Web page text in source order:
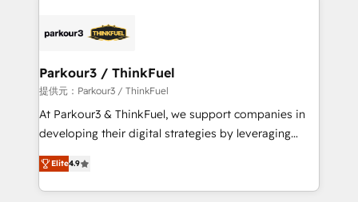
strategies that integrate data-driven marketing,
companies scale faster and smarter. 🔹 BOOMS:
Demand generation for all your buyers With BOOMS,
you invest in 100% of your buyers, accelerating your
growth and positioning yourself as an undisputed
transformation process A methodology designed to
implement HubSpot effectively and optimize your
Parkour3 / ThinkFuel
提供元：Parkour3 / ThinkFuel
At Parkour3 & ThinkFuel, we support companies in
developing their digital strategies by leveraging
technologies and automating their marketing and
sales processes to generate growth. Our offer spans
from Strategy to Operations. We specialize in CRM
Elite4.9